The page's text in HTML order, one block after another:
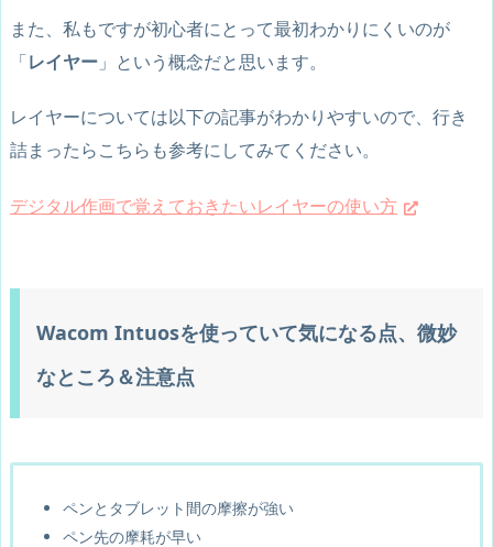
また、私もですが初心者にとって最初わかりにくいのが
「レイヤー 」という概念だと思います。
レイヤーについては以下の記事がわかりやすいので、行き
詰まったらこちらも参考にしてみてください。
デジタル作画で覚えておきたいレイヤーの使い方
Wacom Intuosを使っていて気になる点、微妙
なところ＆注意点
ペンとタブレット間の摩擦が強い
ペン先の摩耗が早い